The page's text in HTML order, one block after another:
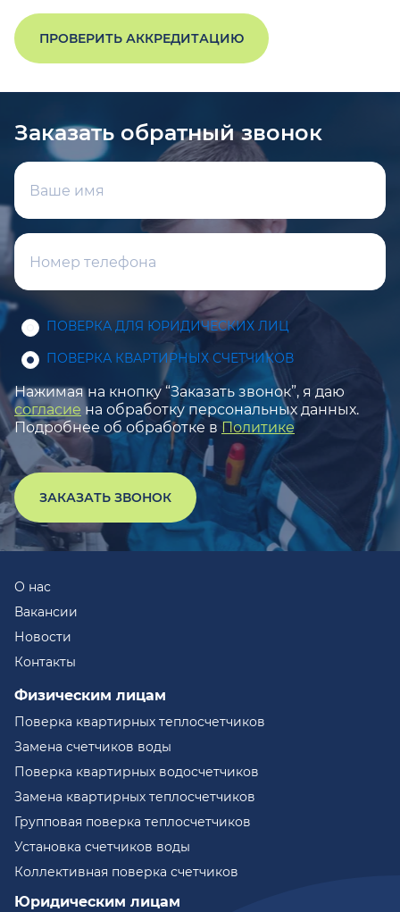
ПРОВЕРИТЬ АККРЕДИТАЦИЮ
Заказать обратный звонок
ПОВЕРКА ДЛЯ ЮРИДИЧЕСКИХ ЛИЦ
ПОВЕРКА КВАРТИРНЫХ СЧЕТЧИКОВ
Нажимая на кнопку “Заказать звонок”, я даю
согласие на обработку персональных данных.
Подробнее об обработке в Политике
ЗАКАЗАТЬ ЗВОНОК
О нас
Вакансии
Новости
Контакты
Физическим лицам
Поверка квартирных теплосчетчиков
Замена счетчиков воды
Поверка квартирных водосчетчиков
Замена квартирных теплосчетчиков
Групповая поверка теплосчетчиков
Установка счетчиков воды
Коллективная поверка счетчиков
Юридическим лицам